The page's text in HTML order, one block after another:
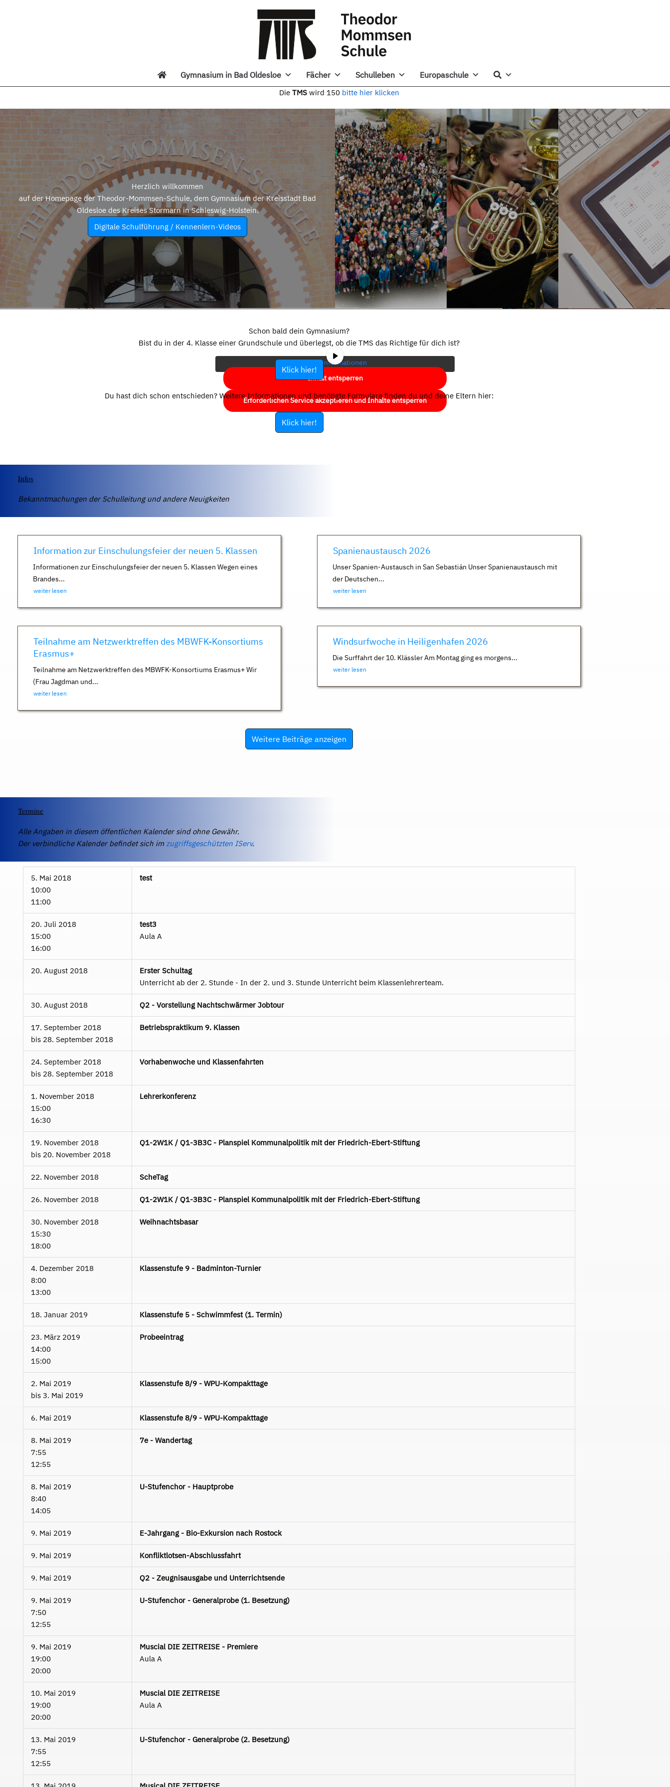
Gymnasium in Bad Oldesloe Fächer Schulleben Europaschule
Die TMS wird 150 bitte hier klicken
Herzlich willkommen
auf der Homepage der Theodor-Mommsen-Schule, dem Gymnasium der Kreisstadt Bad
Oldesloe des Kreises Stormarn in Schleswig-Holstein.
Digitale Schulführung / Kennenlern-Videos
eigentlichen Inhalt zuzugreifen, klicken Sie auf die Schaltfläche unten.
Bitte beachten Sie, dass dabei Daten an Drittanbieter weitergegeben
werden.
Mehr Informationen
Inhalt entsperren
Erforderlichen Service akzeptieren und Inhalte entsperren
Schon bald dein Gymnasium?
Bist du in der 4. Klasse einer Grundschule und überlegst, ob die TMS das Richtige für dich ist?
Klick hier!
Du hast dich schon entschieden? Weitere Informationen und benötigte Formulare finden du und deine Eltern hier:
Klick hier!
Infos
Bekanntmachungen der Schulleitung und andere Neuigkeiten
Information zur Einschulungsfeier der neuen 5. Klassen
Informationen zur Einschulungsfeier der neuen 5. Klassen Wegen eines
Brandes...
weiter lesen
Spanienaustausch 2026
Unser Spanien-Austausch in San Sebastián Unser Spanienaustausch mit
der Deutschen...
weiter lesen
Teilnahme am Netzwerktreffen des MBWFK-Konsortiums
Erasmus+
Teilnahme am Netzwerktreffen des MBWFK-Konsortiums Erasmus+ Wir
(Frau Jagdman und...
weiter lesen
Windsurfwoche in Heiligenhafen 2026
Die Surffahrt der 10. Klässler Am Montag ging es morgens...
weiter lesen
Weitere Beiträge anzeigen
Termine
Alle Angaben in diesem öffentlichen Kalender sind ohne Gewähr.
Der verbindliche Kalender befindet sich imzugriffsgeschützten IServ.
5. Mai 2018
10:00
11:00
test
20. Juli 2018
15:00
16:00
test3
Aula A
20. August 2018
Erster Schultag
Unterricht ab der 2. Stunde - In der 2. und 3. Stunde Unterricht beim Klassenlehrerteam.
30. August 2018 Q2 - Vorstellung Nachtschwärmer Jobtour
17. September 2018
bis 28. September 2018
Betriebspraktikum 9. Klassen
24. September 2018
bis 28. September 2018
Vorhabenwoche und Klassenfahrten
1. November 2018
15:00
16:30
Lehrerkonferenz
19. November 2018
bis 20. November 2018
Q1-2W1K / Q1-3B3C - Planspiel Kommunalpolitik mit der Friedrich-Ebert-Stiftung
22. November 2018 ScheTag
26. November 2018 Q1-2W1K / Q1-3B3C - Planspiel Kommunalpolitik mit der Friedrich-Ebert-Stiftung
30. November 2018
15:30
18:00
Weihnachtsbasar
4. Dezember 2018
8:00
13:00
Klassenstufe 9 - Badminton-Turnier
18. Januar 2019 Klassenstufe 5 - Schwimmfest (1. Termin)
23. März 2019
14:00
15:00
Probeeintrag
2. Mai 2019
bis 3. Mai 2019
Klassenstufe 8/9 - WPU-Kompakttage
6. Mai 2019 Klassenstufe 8/9 - WPU-Kompakttage
8. Mai 2019
7:55
12:55
7e - Wandertag
8. Mai 2019
8:40
14:05
U-Stufenchor - Hauptprobe
9. Mai 2019 E-Jahrgang - Bio-Exkursion nach Rostock
9. Mai 2019 Konfliktlotsen-Abschlussfahrt
9. Mai 2019 Q2 - Zeugnisausgabe und Unterrichtsende
9. Mai 2019
7:50
12:55
U-Stufenchor - Generalprobe (1. Besetzung)
9. Mai 2019
19:00
20:00
Muscial DIE ZEITREISE - Premiere
Aula A
10. Mai 2019
19:00
20:00
Muscial DIE ZEITREISE
Aula A
13. Mai 2019
7:55
12:55
U-Stufenchor - Generalprobe (2. Besetzung)